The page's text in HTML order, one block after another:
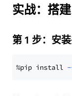
实战：搭
第 1 步：安
%pip install